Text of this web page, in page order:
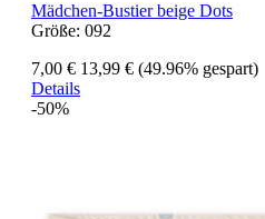
Mädchen-Bustier beige Dots
Größe: 092
7,00 € 13,99 € (49.96% gespart)
Details
-50%